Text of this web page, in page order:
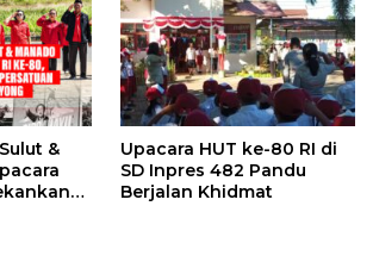
&
Upacara HUT ke-80 RI di
SD Inpres 482 Pandu
Berjalan Khidmat